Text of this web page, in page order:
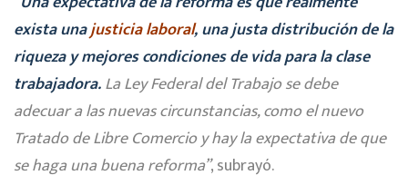
exista unajusticia laboral, una justa distribución de la
riqueza y mejores condiciones de vida para la clase
trabajadora.La Ley Federal del Trabajo se debe
adecuar a las nuevas circunstancias, como el nuevo
Tratado de Libre Comercio y hay la expectativa de que
se haga una buena reforma”, subrayó.